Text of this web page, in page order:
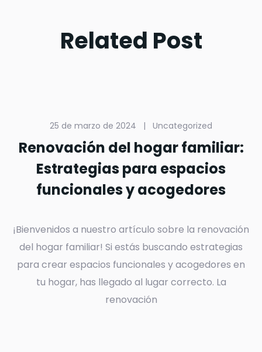
Related Post
25 de marzo de 2024 | Uncategorized
Renovación del hogar familiar:
Estrategias para espacios
funcionales y acogedores
¡Bienvenidos a nuestro artículo sobre la renovación
del hogar familiar! Si estás buscando estrategias
para crear espacios funcionales y acogedores en
tu hogar, has llegado al lugar correcto. La
renovación